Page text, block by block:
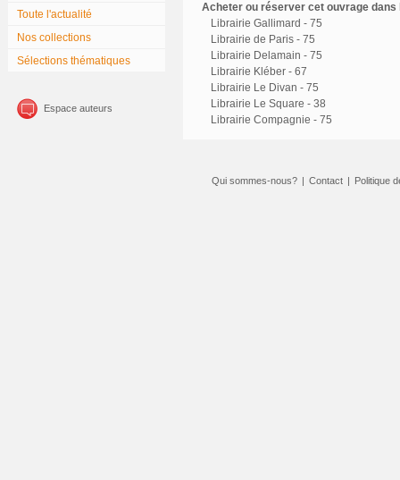
Toute l'actualité
Nos collections
Sélections thématiques
Espace auteurs
Acheter ou réserver cet ouvrage
Librairie Gallimard - 75
Librairie de Paris - 75
Librairie Delamain - 75
Librairie Kléber - 67
Librairie Le Divan - 75
Librairie Le Square - 38
Librairie Compagnie - 75
Qui sommes-nous? | Contact | Politique